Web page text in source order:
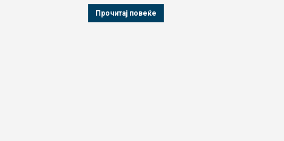
Прочитај повеќе